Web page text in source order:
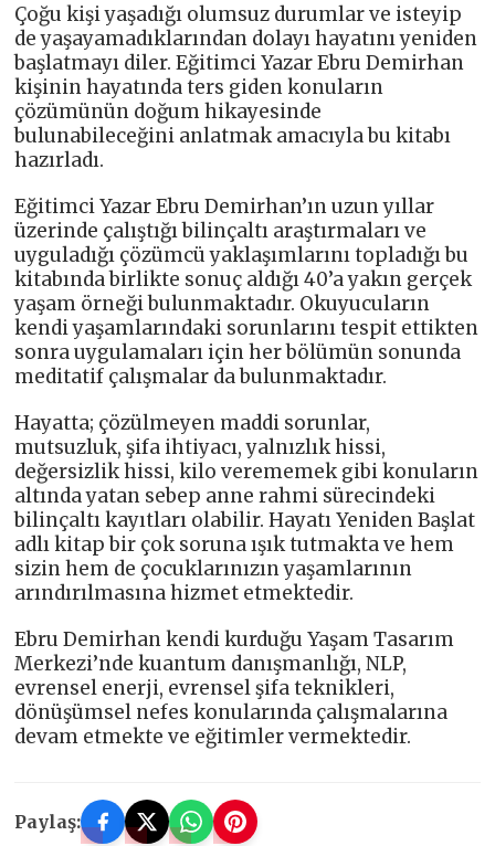
Çoğu kişi yaşadığı olumsuz durumlar ve isteyip
de yaşayamadıklarından dolayı hayatını yeniden
başlatmayı diler. Eğitimci Yazar Ebru Demirhan
kişinin hayatında ters giden konuların
çözümünün doğum hikayesinde
bulunabileceğini anlatmak amacıyla bu kitabı
hazırladı.
Eğitimci Yazar Ebru Demirhan’ın uzun yıllar
üzerinde çalıştığı bilinçaltı araştırmaları ve
uyguladığı çözümcü yaklaşımlarını topladığı bu
kitabında birlikte sonuç aldığı 40’a yakın gerçek
yaşam örneği bulunmaktadır. Okuyucuların
kendi yaşamlarındaki sorunlarını tespit ettikten
sonra uygulamaları için her bölümün sonunda
meditatif çalışmalar da bulunmaktadır.
Hayatta; çözülmeyen maddi sorunlar,
mutsuzluk, şifa ihtiyacı, yalnızlık hissi,
değersizlik hissi, kilo verememek gibi konuların
altında yatan sebep anne rahmi sürecindeki
bilinçaltı kayıtları olabilir. Hayatı Yeniden Başlat
adlı kitap bir çok soruna ışık tutmakta ve hem
sizin hem de çocuklarınızın yaşamlarının
arındırılmasına hizmet etmektedir.
Ebru Demirhan kendi kurduğu Yaşam Tasarım
Merkezi’nde kuantum danışmanlığı, NLP,
evrensel enerji, evrensel şifa teknikleri,
dönüşümsel nefes konularında çalışmalarına
devam etmekte ve eğitimler vermektedir.
Paylaş: